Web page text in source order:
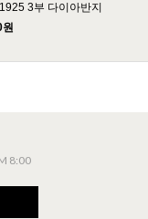
3부 다이아반지
8:00